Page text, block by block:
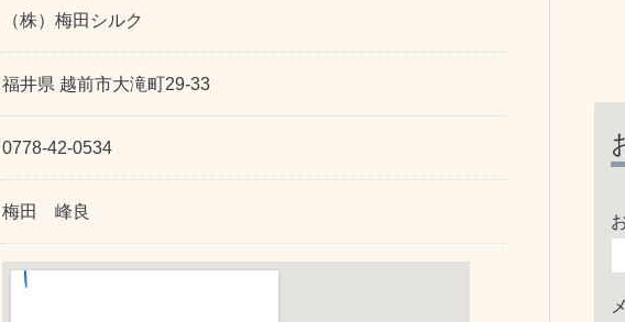
（株）梅田シルク
福井県 越前市大滝町29-33
0778-42-0534
梅田 峰良